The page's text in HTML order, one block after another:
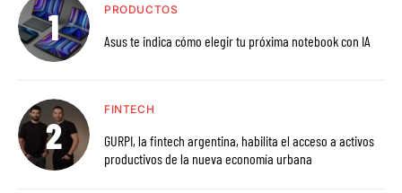
PRODUCTOS
Asus te indica cómo elegir tu próxima notebook con IA
FINTECH
GURPI, la fintech argentina, habilita el acceso a activos
productivos de la nueva economía urbana